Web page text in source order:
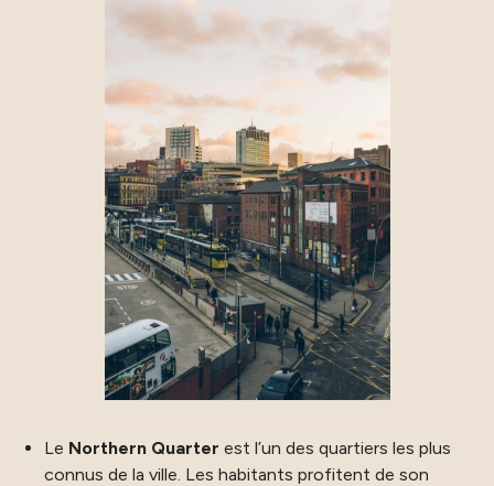
Le Northern Quarter est l’un des quartiers les plus
connus de la ville. Les habitants profitent de son